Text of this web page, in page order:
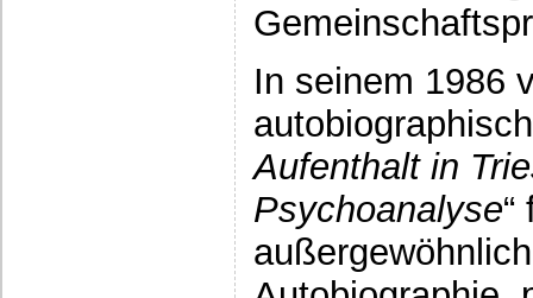
In seinem 1986
Aufenthalt in
Psychoanalyse“